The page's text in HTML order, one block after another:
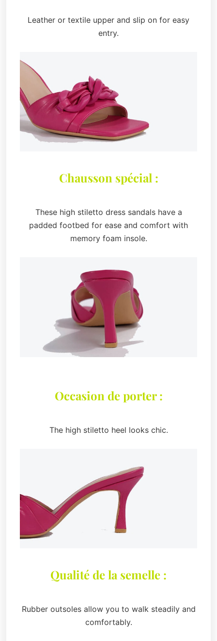
Leather or textile upper and slip on for easy
entry.
Chausson spécial :
These high stiletto dress sandals have a
padded footbed for ease and comfort with
memory foam insole.
Occasion de porter :
The high stiletto heel looks chic.
Qualité de la semelle :
Rubber outsoles allow you to walk steadily and
comfortably.